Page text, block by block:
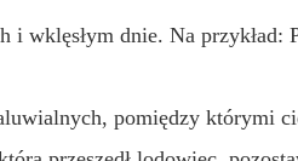
wklęsłym dnie. Na przykład:
pomiędzy którymi